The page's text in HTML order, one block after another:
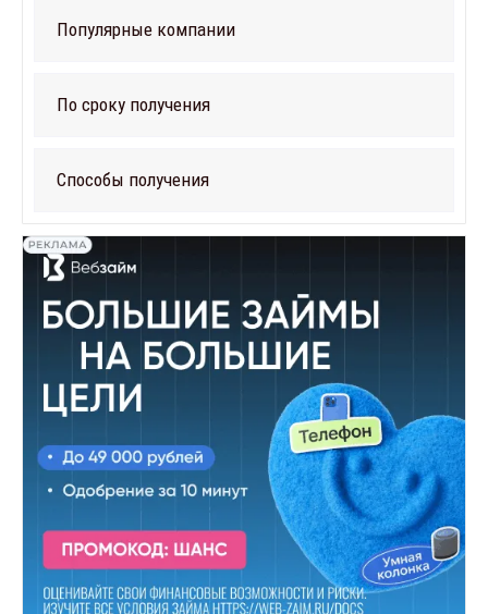
Популярные компании
По сроку получения
Способы получения